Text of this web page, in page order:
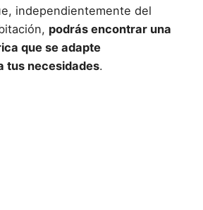
independientemente del
podrás encontrar una
que se adapte
tus necesidades.